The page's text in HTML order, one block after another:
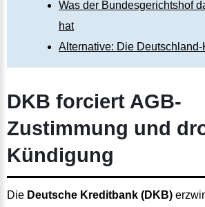
Was der Bundesgerichtshof
hat
Alternative: Die Deutschland-
DKB forciert AGB-
Zustimmung und
Kündigung
Die Deutsche Kreditbank (DKB)